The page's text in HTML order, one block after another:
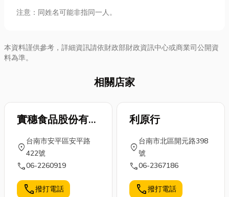
注意：同姓名可能非指同一人。
本資料謹供參考，詳細資訊請依財政部財政資訊中心或商業司公開資
料為準。
相關店家
實穗食品股份有限
公司
location_on
台南市安平區安平路
422號
call06-2260919
call撥打電話
利原行
location_on
台南市北區開元路398
號
call06-2367186
call撥打電話